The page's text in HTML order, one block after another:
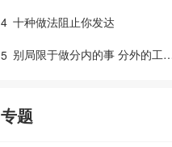
4 十种做法阻止你发达
5 别局限于做分内的事 分外的工作就淡然处之
专题